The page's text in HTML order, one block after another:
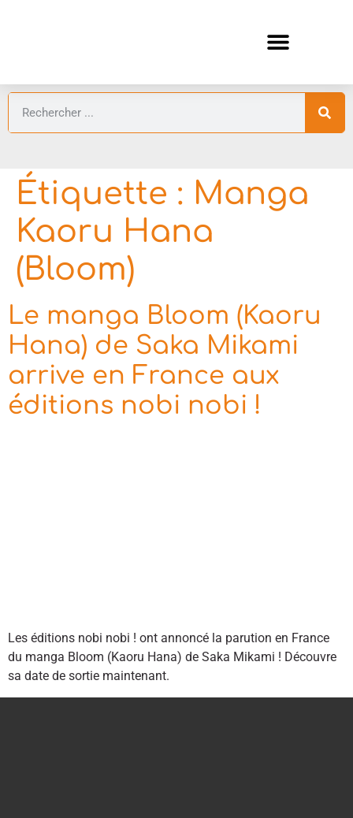
Étiquette : Manga
Kaoru Hana
(Bloom)
Le manga Bloom (Kaoru
Hana) de Saka Mikami
arrive en France aux
éditions nobi nobi !
Les éditions nobi nobi ! ont annoncé la parution en France
du manga Bloom (Kaoru Hana) de Saka Mikami ! Découvre
sa date de sortie maintenant.